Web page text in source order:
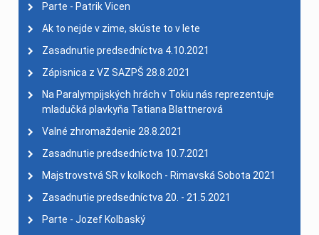
Parte - Patrik Vicen
Ak to nejde v zime, skúste to v lete
Zasadnutie predsedníctva 4.10.2021
Zápisnica z VZ SAZPŠ 28.8.2021
Na Paralympijských hrách v Tokiu nás reprezentuje
mladučká plavkyňa Tatiana Blattnerová
Valné zhromaždenie 28.8.2021
Zasadnutie predsedníctva 10.7.2021
Majstrovstvá SR v kolkoch - Rimavská Sobota 2021
Zasadnutie predsedníctva 20. - 21.5.2021
Parte - Jozef Kolbaský